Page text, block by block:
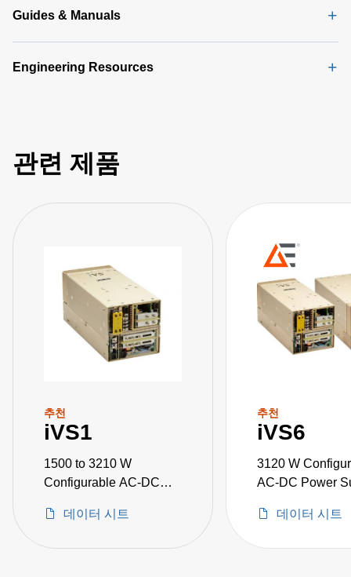
Guides & Manuals
Engineering Resources
관련 제품
추천
iVS1
1500 to 3210 W
Configurable AC-DC
데이터 시트
추천
iVS6
3120 W
AC-DC Power
데이터 시트